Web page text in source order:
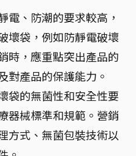
電、防潮的要求較高，
壞袋，例如防靜電破壞
時，應重點突出產品的
對產品的保護能力。
袋的無菌性和安全性要
器械標準和規範。營銷
方式、無菌包裝技術以